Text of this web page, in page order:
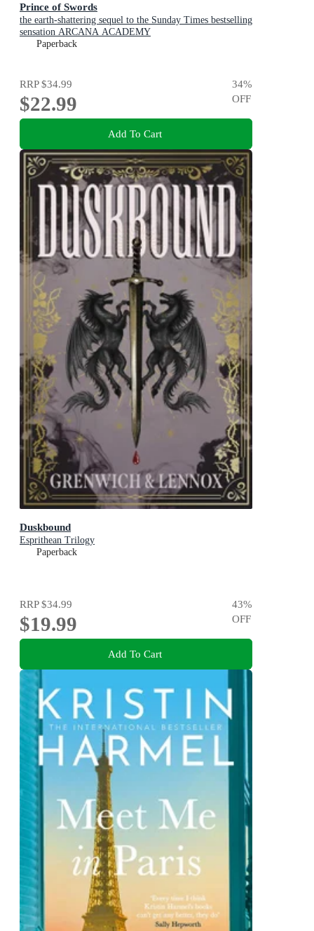
Prince of Swords
the earth-shattering sequel to the Sunday Times bestselling
sensation ARCANA ACADEMY
Paperback
RRP$34.99
$22.99
34%
OFF
Add To Cart
Duskbound
Esprithean Trilogy
Paperback
RRP$34.99
$19.99
43%
OFF
Add To Cart